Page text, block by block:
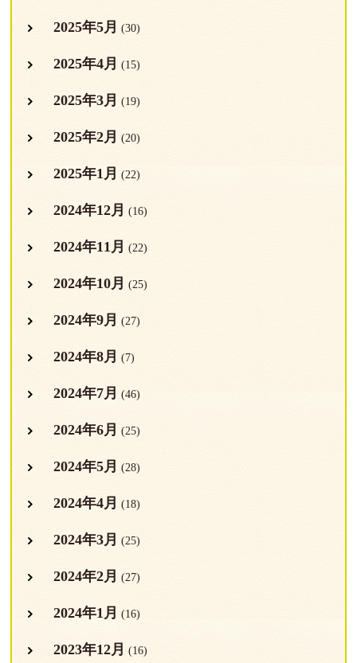
2025年5月 (30)
2025年4月 (15)
2025年3月 (19)
2025年2月 (20)
2025年1月 (22)
2024年12月 (16)
2024年11月 (22)
2024年10月 (25)
2024年9月 (27)
2024年8月 (7)
2024年7月 (46)
2024年6月 (25)
2024年5月 (28)
2024年4月 (18)
2024年3月 (25)
2024年2月 (27)
2024年1月 (16)
2023年12月 (16)